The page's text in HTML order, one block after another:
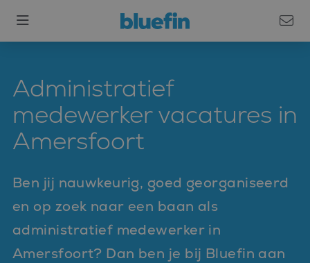
Administratief
medewerker vacatures in
Amersfoort
Ben jij nauwkeurig, goed georganiseerd
en op zoek naar een baan als
administratief medewerker in
Amersfoort? Dan ben je bij Bluefin aan